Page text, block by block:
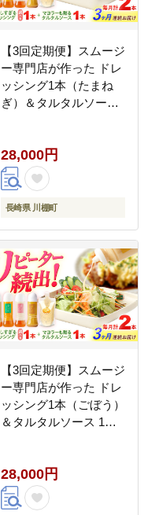
【3回定期便】スムージ
ー専門店が作った ドレ
ッシング1本（たまね
ぎ）＆タルタルソース
28,000円
長崎県 川棚町
【3回定期便】スムージ
ー専門店が作った ドレ
ッシング1本（ごぼう）
＆タルタルソース 1個
28,000円